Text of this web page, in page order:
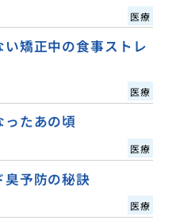
医療
矯正中の食事ストレ
医療
たあの頃
医療
予防の秘訣
医療